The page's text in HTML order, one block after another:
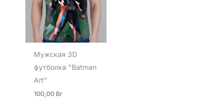
Мужская 3D
футболка "Batman
Art"
100,00 Br